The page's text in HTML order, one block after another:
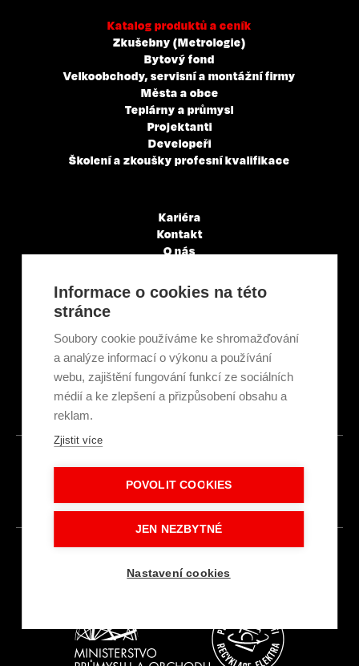
Katalog produktů a ceník
Zkušebny (Metrologie)
Bytový fond
Velkoobchody, servisní a montážní firmy
Města a obce
Teplárny a průmysl
Projektanti
Developeři
Školení a zkoušky profesní kvalifikace
Kariéra
Kontakt
O nás
Články a novinky
GDPR & Cookies
Ekologická recyklace
Projekty EU
Intranet - Přihlášení
Přihlášení
© 2026
Informace o cookies na této
stránce
Soubory cookie používáme ke shromažďování
a analýze informací o výkonu a používání
webu, zajištění fungování funkcí ze sociálních
médií a ke zlepšení a přizpůsobení obsahu a
reklam.
Zjistit více
POVOLIT COOKIES
JEN NEZBYTNÉ
Nastavení cookies